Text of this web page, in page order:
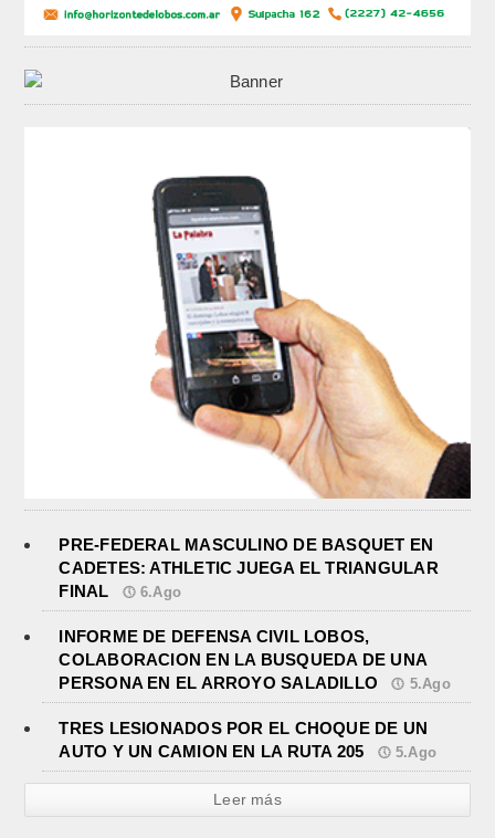
PRE-FEDERAL MASCULINO DE BASQUET EN
CADETES: ATHLETIC JUEGA EL TRIANGULAR
FINAL
6.Ago
INFORME DE DEFENSA CIVIL LOBOS,
COLABORACION EN LA BUSQUEDA DE UNA
PERSONA EN EL ARROYO SALADILLO
5.Ago
TRES LESIONADOS POR EL CHOQUE DE UN
AUTO Y UN CAMION EN LA RUTA 205
5.Ago
Leer más